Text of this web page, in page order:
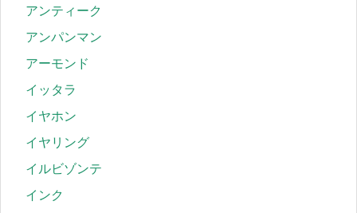
アンティーク
アンパンマン
アーモンド
イッタラ
イヤホン
イヤリング
イルビゾンテ
インク